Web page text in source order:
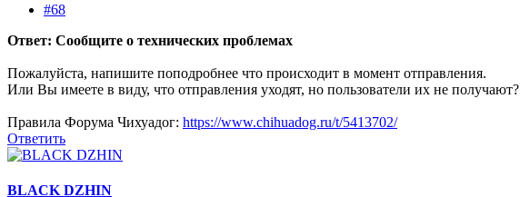
#68
Ответ: Сообщите о технических проблемах
Пожалуйста, напишите поподробнее что происходит в момент отправления.
Или Вы имеете в виду, что отправления уходят, но пользователи их не получают?
Правила Форума Чихуадог: https://www.chihuadog.ru/t/5413702/
Ответить
BLACK DZHIN